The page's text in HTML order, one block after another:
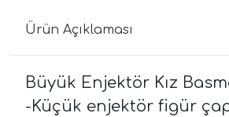
Ürün Açıklaması
Büyük Enjektör Kız
-Küçük enjektör figür